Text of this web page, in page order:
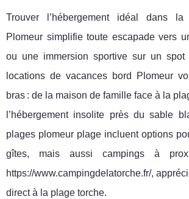
Trouver l’hébergement idéal dans
Plomeur simplifie toute escapade vers
ou une immersion sportive sur un spot
locations de vacances bord Plomeur
bras : de la maison de famille face à la
l’hébergement insolite près du sable
plages plomeur plage incluent options
gîtes, mais aussi campings à
https://www.campingdelatorche.fr/,
direct à la plage torche.